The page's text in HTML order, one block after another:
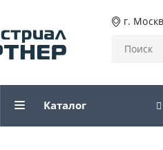
г.
Каталог